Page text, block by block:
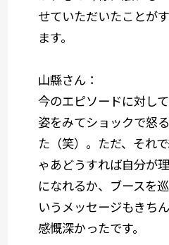
せていただいたことが
ます。
山縣さん：
今のエピソードに対し
姿をみてショックで怒
た（笑）。ただ、それ
ゃあどうすれば自分が
になれるか、ブースを
いうメッセージもきち
感慨深かったです。